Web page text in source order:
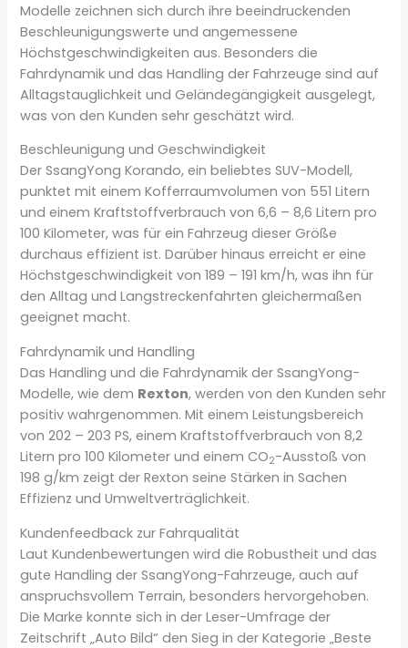
Modelle zeichnen sich durch ihre beeindruckenden
Beschleunigungswerte und angemessene
Höchstgeschwindigkeiten aus. Besonders die
Fahrdynamik und das Handling der Fahrzeuge sind auf
Alltagstauglichkeit und Geländegängigkeit ausgelegt,
was von den Kunden sehr geschätzt wird.
Beschleunigung und Geschwindigkeit
Der SsangYong Korando, ein beliebtes SUV-Modell,
punktet mit einem Kofferraumvolumen von 551 Litern
und einem Kraftstoffverbrauch von 6,6 – 8,6 Litern pro
100 Kilometer, was für ein Fahrzeug dieser Größe
durchaus effizient ist. Darüber hinaus erreicht er eine
Höchstgeschwindigkeit von 189 – 191 km/h, was ihn für
den Alltag und Langstreckenfahrten gleichermaßen
geeignet macht.
Fahrdynamik und Handling
Das Handling und die Fahrdynamik der SsangYong-
Modelle, wie dem Rexton, werden von den Kunden sehr
positiv wahrgenommen. Mit einem Leistungsbereich
von 202 – 203 PS, einem Kraftstoffverbrauch von 8,2
Litern pro 100 Kilometer und einem CO2-Ausstoß von
198 g/km zeigt der Rexton seine Stärken in Sachen
Effizienz und Umweltverträglichkeit.
Kundenfeedback zur Fahrqualität
Laut Kundenbewertungen wird die Robustheit und das
gute Handling der SsangYong-Fahrzeuge, auch auf
anspruchsvollem Terrain, besonders hervorgehoben.
Die Marke konnte sich in der Leser-Umfrage der
Zeitschrift „Auto Bild“ den Sieg in der Kategorie „Beste